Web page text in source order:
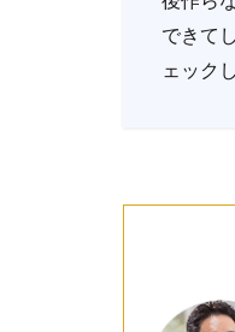
できて
ェック